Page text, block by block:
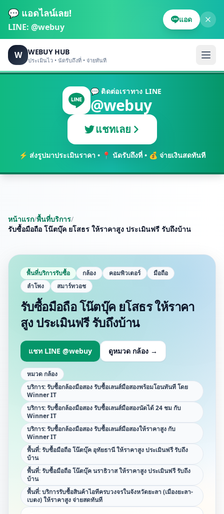
💬 แอดไลน์เลย!
LINE: @webuy
แอด
W WEBUY HUB
ประเมินไว • นัดรับถึงที่ • จ่ายทันที
💬 ติดต่อเราทาง LINE
@webuy
แชทเลย
⚡ ส่งรูปมาประเมินราคา • 📍 นัดรับถึงที่ • 💰 จ่ายเงินสดทันที
หน้าแรก/พื้นที่บริการ/
รับซื้อมือถือ โน๊ตบุ๊ค ยโสธร ให้ราคาสูง ประเมินฟรี รับถึงบ้าน
พื้นที่บริการรับซื้อ กล้อง คอมพิวเตอร์
มือถือ
ลำโพง
สมาร์ทวอช
รับซื้อมือถือ โน๊ตบุ๊ค ยโสธร ให้ราคา
สูง ประเมินฟรี รับถึงบ้าน
แชท LINE @webuy ดูหมวด กล้อง →
หมวดกล้อง
บริการ:รับซื้อกล้องมือสอง รับซื้อเลนส์มือสองพร้อมโอนทันที โดย
Winner IT
บริการ:รับซื้อกล้องมือสอง รับซื้อเลนส์มือสองนัดได้ 24 ชม กับ
Winner IT
บริการ:รับซื้อกล้องมือสอง รับซื้อเลนส์มือสองให้ราคาสูง กับ
Winner IT
พื้นที่:รับซื้อมือถือ โน๊ตบุ๊ค อุทัยธานี ให้ราคาสูง ประเมินฟรี รับถึง
บ้าน
พื้นที่:รับซื้อมือถือ โน๊ตบุ๊ค นราธิวาส ให้ราคาสูง ประเมินฟรี รับถึง
บ้าน
พื้นที่:บริการรับซื้อสินค้าไอทีครบวงจรในจังหวัดยะลา (เมืองยะลา-
เบตง) ให้ราคาสูง จ่ายสดทันที